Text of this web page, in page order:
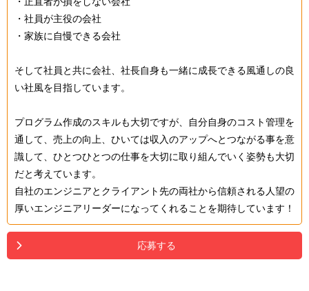
・社員が主役の会社
・家族に自慢できる会社
そして社員と共に会社、社長自身も一緒に成長できる風通しの良
い社風を目指しています。
プログラム作成のスキルも大切ですが、自分自身のコスト管理を
通して、売上の向上、ひいては収入のアップへとつながる事を意
識して、ひとつひとつの仕事を大切に取り組んでいく姿勢も大切
だと考えています。
自社のエンジニアとクライアント先の両社から信頼される人望の
厚いエンジニアリーダーになってくれることを期待しています！
応募する